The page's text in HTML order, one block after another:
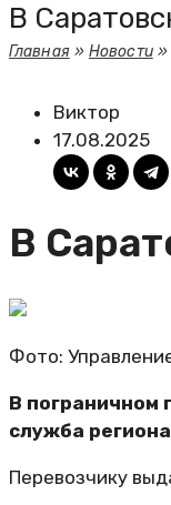
В
Главная»Новости
Виктор
17.08.2025
В
Фото:
В пограничном
служба
Перевозчику